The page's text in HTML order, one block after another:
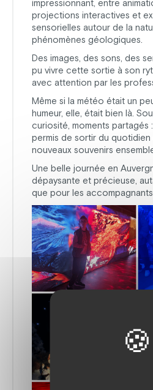
impressionnant, entre
projections interactives et
sensorielles autour de la
phénomènes géologiques.
Des images, des sons, des
pu vivre cette sortie à son
avec attention par les
Même si la météo était un
humeur, elle, était bien là.
curiosité, moments
permis de sortir du
nouveaux souvenirs
Une belle journée en
dépaysante et précieuse,
que pour les accompagnants.